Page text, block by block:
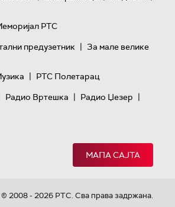
РТС
предузетник | За мале велике
| РТС Полетарац
Радио Вртешка | Радио Џезер |
МАПА САЈТА
2008 - 2026 РТС. Сва права задржана.